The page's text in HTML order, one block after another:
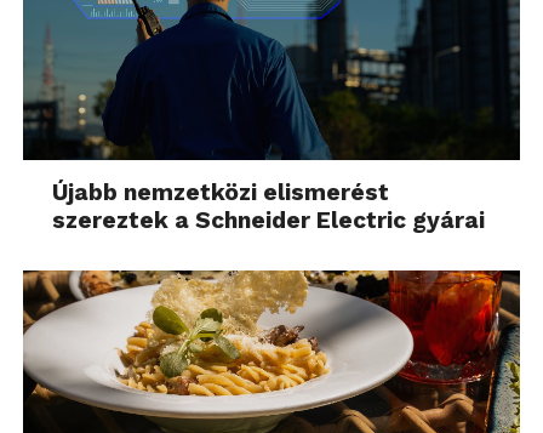
Újabb nemzetközi elismerést
szereztek a Schneider Electric gyárai